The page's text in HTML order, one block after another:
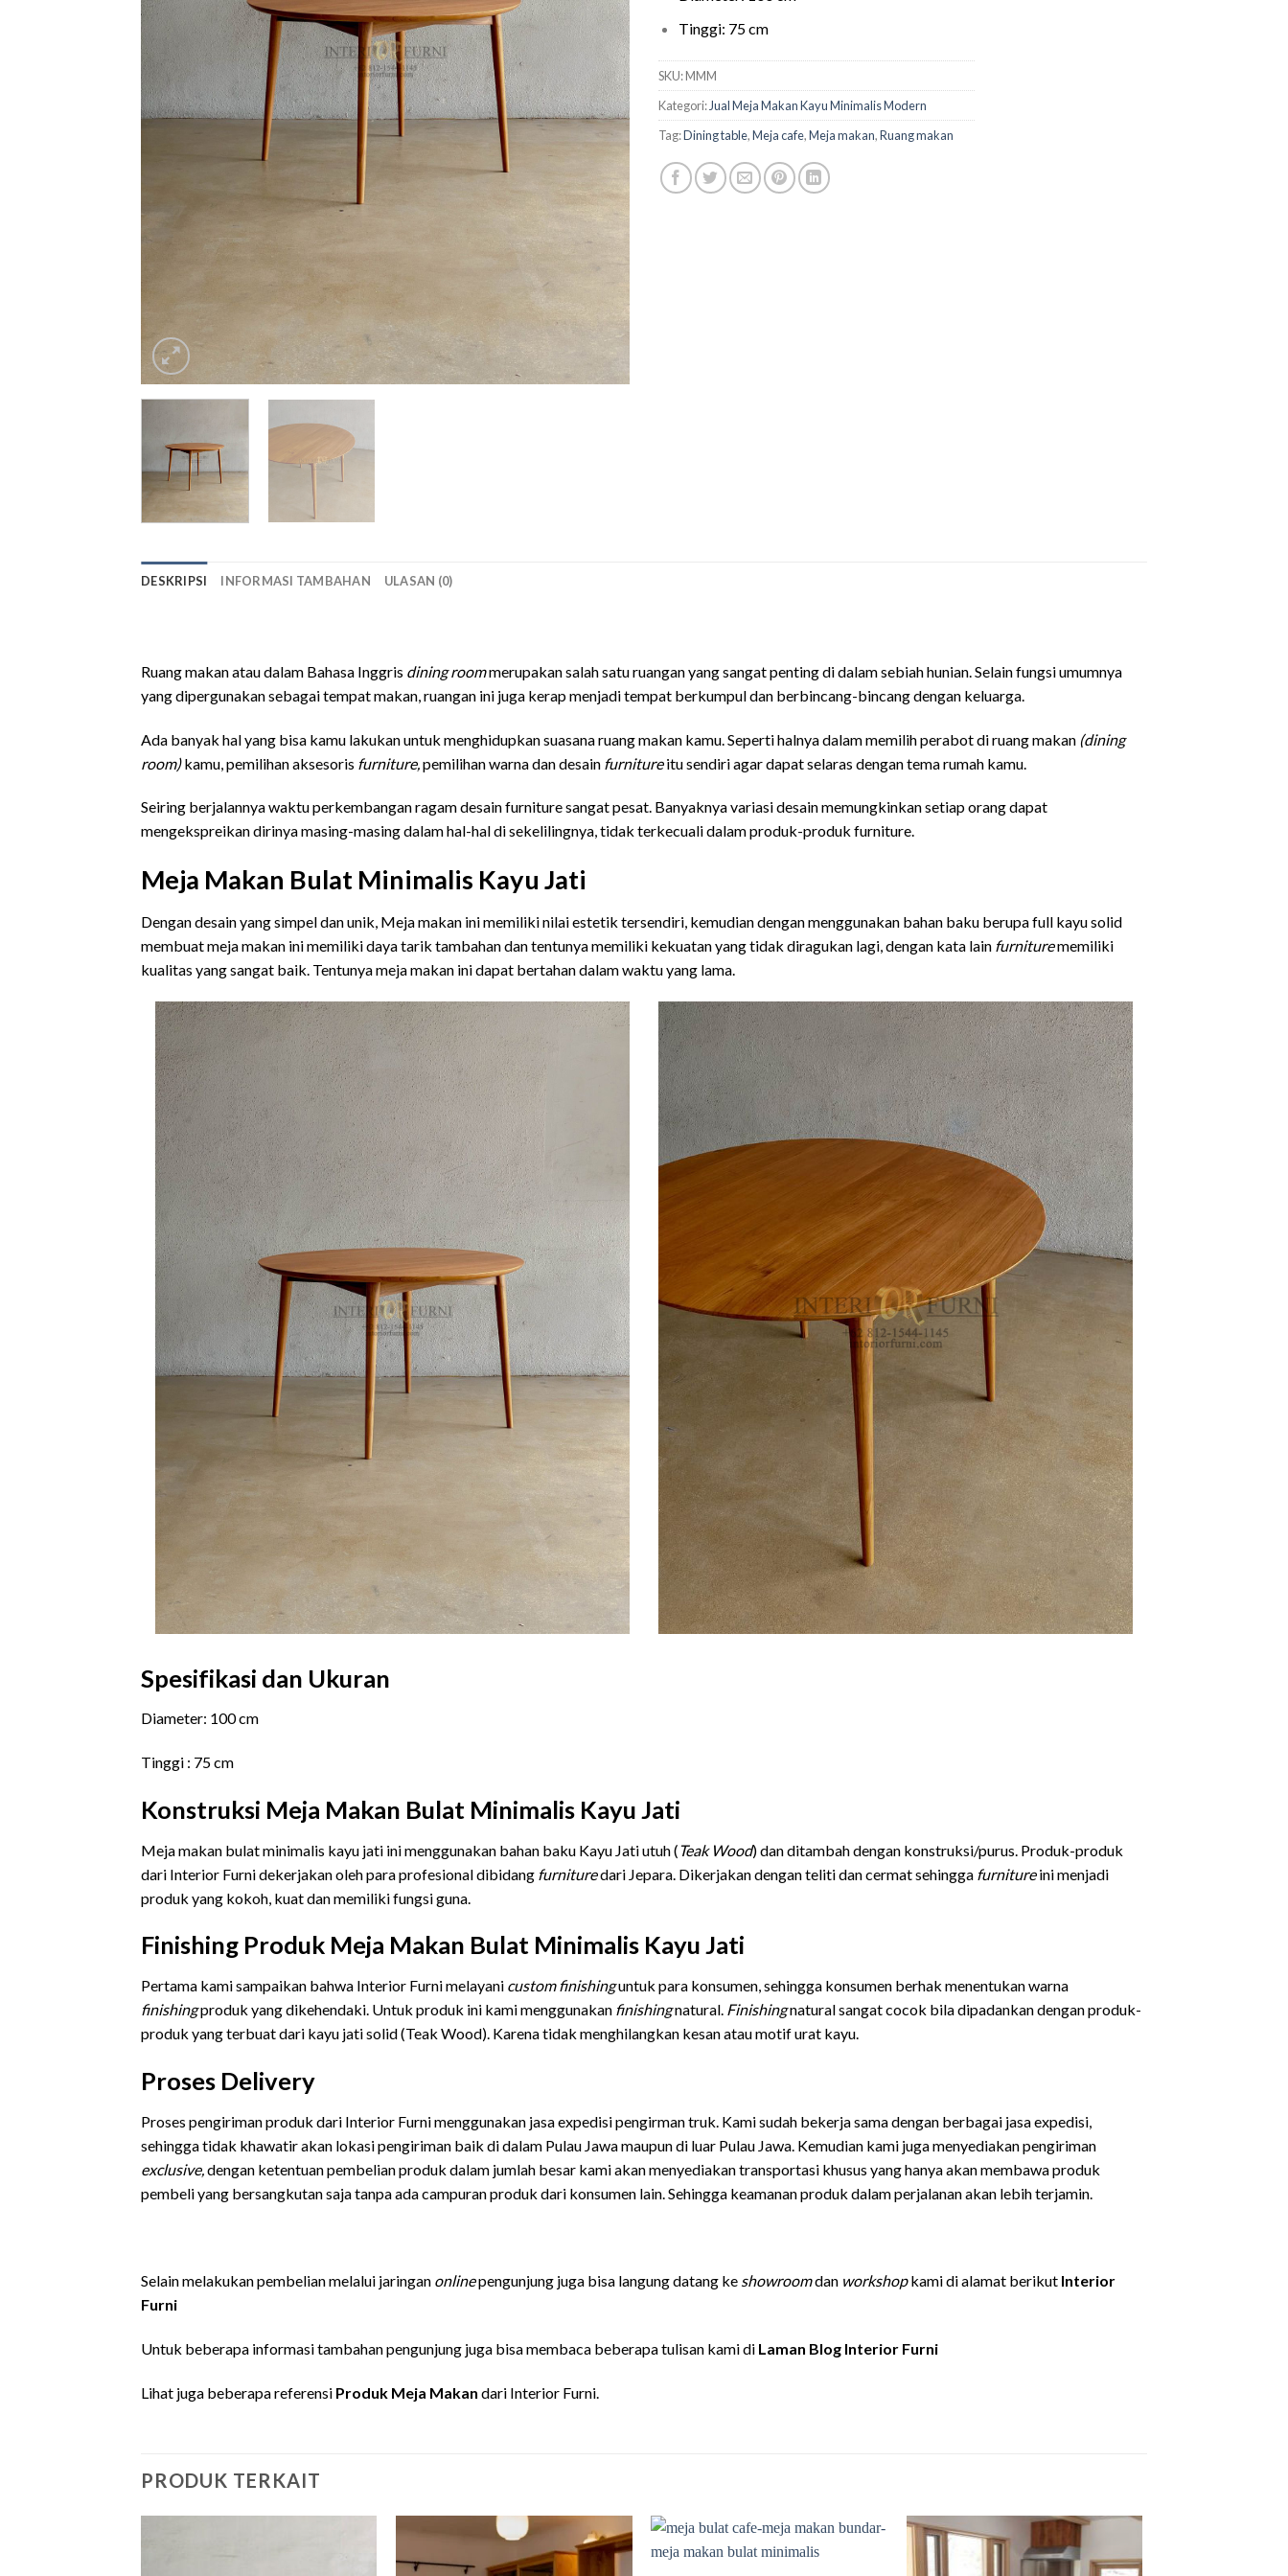
Tinggi: 75 cm
SKU:MMM
Kategori: Jual Meja Makan Kayu Minimalis Modern
Tag:Dining table,Meja cafe,Meja makan,Ruang makan
DESKRIPSI INFORMASI TAMBAHAN ULASAN (0)
Ruang makan atau dalam Bahasa Inggris dining roommerupakan salah satu ruangan yang sangat penting di dalam sebiah hunian. Selain fungsi umumnya
yang dipergunakan sebagai tempat makan, ruangan ini juga kerap menjadi tempat berkumpul dan berbincang-bincang dengan keluarga.
Ada banyak hal yang bisa kamu lakukan untuk menghidupkan suasana ruang makan kamu. Seperti halnya dalam memilih perabot di ruang makan (dining
room)kamu, pemilihan aksesoris furniture, pemilihan warna dan desain furnitureitu sendiri agar dapat selaras dengan tema rumah kamu.
Seiring berjalannya waktu perkembangan ragam desain furniture sangat pesat. Banyaknya variasi desain memungkinkan setiap orang dapat
mengekspreikan dirinya masing-masing dalam hal-hal di sekelilingnya, tidak terkecuali dalam produk-produk furniture.
Meja Makan Bulat Minimalis Kayu Jati
Dengan desain yang simpel dan unik, Meja makan ini memiliki nilai estetik tersendiri, kemudian dengan menggunakan bahan baku berupa full kayu solid
membuat meja makan ini memiliki daya tarik tambahan dan tentunya memiliki kekuatan yang tidak diragukan lagi, dengan kata lain furniturememiliki
kualitas yang sangat baik. Tentunya meja makan ini dapat bertahan dalam waktu yang lama.
Spesifikasi dan Ukuran
Diameter: 100 cm
Tinggi : 75 cm
Konstruksi Meja Makan Bulat Minimalis Kayu Jati
Meja makan bulat minimalis kayu jati ini menggunakan bahan baku Kayu Jati utuh (Teak Wood) dan ditambah dengan konstruksi/purus. Produk-produk
dari Interior Furni dekerjakan oleh para profesional dibidang furnituredari Jepara. Dikerjakan dengan teliti dan cermat sehingga furnitureini menjadi
produk yang kokoh, kuat dan memiliki fungsi guna.
Finishing Produk Meja Makan Bulat Minimalis Kayu Jati
Pertama kami sampaikan bahwa Interior Furni melayani custom finishinguntuk para konsumen, sehingga konsumen berhak menentukan warna
finishingproduk yang dikehendaki. Untuk produk ini kami menggunakan finishingnatural. Finishingnatural sangat cocok bila dipadankan dengan produk-
produk yang terbuat dari kayu jati solid (Teak Wood). Karena tidak menghilangkan kesan atau motif urat kayu.
Proses Delivery
Proses pengiriman produk dari Interior Furni menggunakan jasa expedisi pengirman truk. Kami sudah bekerja sama dengan berbagai jasa expedisi,
sehingga tidak khawatir akan lokasi pengiriman baik di dalam Pulau Jawa maupun di luar Pulau Jawa. Kemudian kami juga menyediakan pengiriman
exclusive,dengan ketentuan pembelian produk dalam jumlah besar kami akan menyediakan transportasi khusus yang hanya akan membawa produk
pembeli yang bersangkutan saja tanpa ada campuran produk dari konsumen lain. Sehingga keamanan produk dalam perjalanan akan lebih terjamin.
Selain melakukan pembelian melalui jaringan onlinepengunjung juga bisa langung datang ke showroomdan workshopkami di alamat berikut Interior
Furni
Untuk beberapa informasi tambahan pengunjung juga bisa membaca beberapa tulisan kami di Laman Blog Interior Furni
Lihat juga beberapa referensi Produk Meja Makan dari Interior Furni.
PRODUK TERKAIT